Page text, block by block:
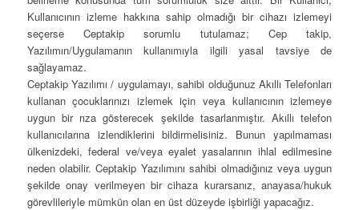
Kullanıcının izleme hakkına sahip olmadığı bir cihazı izlemeyi
seçerse Ceptakip sorumlu tutulamaz; Cep takip,
Yazılımın/Uygulamanın kullanımıyla ilgili yasal tavsiye de
sağlayamaz.
Ceptakip Yazılımı / uygulamayı, sahibi olduğunuz Akıllı Telefonları
kullanan çocuklarınızı izlemek için veya kullanıcının izlemeye
uygun bir rıza gösterecek şekilde tasarlanmıştır. Akıllı telefon
kullanıcılarına izlendiklerini bildirmelisiniz. Bunun yapılmaması
ülkenizdeki, federal ve/veya eyalet yasalarının ihlal edilmesine
neden olabilir. Ceptakip Yazılımını sahibi olmadığınız veya uygun
şekilde onay verilmeyen bir cihaza kurarsanız, anayasa/hukuk
görevlileriyle mümkün olan en üst düzeyde işbirliği yapacağız.